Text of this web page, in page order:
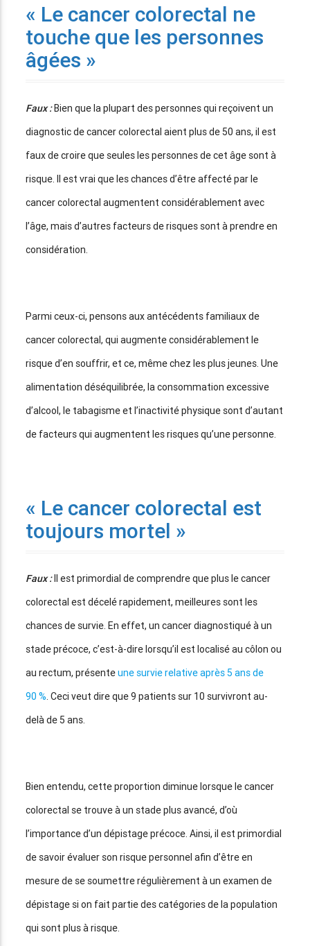
« Le cancer colorectal ne
touche que les personnes
âgées »
Faux :Bien que la plupart des personnes qui reçoivent un
diagnostic de cancer colorectal aient plus de 50 ans, il est
faux de croire que seules les personnes de cet âge sont à
risque. Il est vrai que les chances d’être affecté par le
cancer colorectal augmentent considérablement avec
l’âge, mais d’autres facteurs de risques sont à prendre en
considération.
Parmi ceux-ci, pensons aux antécédents familiaux de
cancer colorectal, qui augmente considérablement le
risque d’en souffrir, et ce, même chez les plus jeunes. Une
alimentation déséquilibrée, la consommation excessive
d’alcool, le tabagisme et l’inactivité physique sont d’autant
de facteurs qui augmentent les risques qu’une personne.
« Le cancer colorectal est
toujours mortel »
Faux :
Il est primordial de comprendre que plus le cancer
colorectal est décelé rapidement, meilleures sont les
chances de survie. En effet, un cancer diagnostiqué à un
stade précoce, c’est-à-dire lorsqu’il est localisé au côlon ou
au rectum, présenteune survie relative après 5 ans de
90 %. Ceci veut dire que 9 patients sur 10 survivront au-
delà de 5 ans.
Bien entendu, cette proportion diminue lorsque le cancer
colorectal se trouve à un stade plus avancé, d’où
l’importance d’un dépistage précoce. Ainsi, il est primordial
de savoir évaluer son risque personnel afin d’être en
mesure de se soumettre régulièrement à un examen de
dépistage si on fait partie des catégories de la population
qui sont plus à risque.